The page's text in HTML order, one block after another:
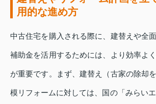
用的な進め方
中古住宅を購入される際に、建替えや全
補助金を活用するためには、より効率よ
が重要です。まず、建替え（古家の除却
模リフォームに対しては、国の「みらいエ